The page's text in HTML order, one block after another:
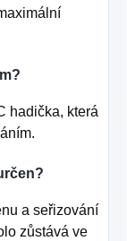
hadička, která
a seřizování
zůstává ve